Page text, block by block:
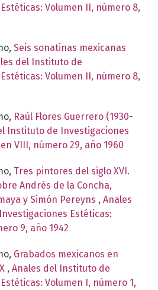
Volumen II, número 8,
Seis sonatinas mexicanas
del Instituto de
Volumen II, número 8,
Raúl Flores Guerrero (1930-
Instituto de Investigaciones
VIII, número 29, año 1960
Tres pintores del siglo XVI.
Andrés de la Concha,
y Simón Pereyns , Anales
Estéticas:
9, año 1942
Grabados mexicanos en
, Anales del Instituto de
Volumen I, número 1,